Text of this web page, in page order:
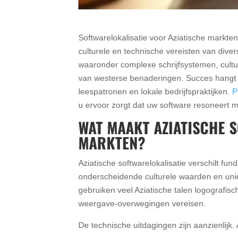
Softwarelokalisatie voor Aziatische
culturele en technische vereisten van
waaronder complexe schrijfsystemen,
van westerse benaderingen. Succes
leespatronen en lokale bedrijfspraktijken.
u ervoor zorgt dat uw software resoneert
WAT MAAKT AZIATISCHE
MARKTEN?
Aziatische softwarelokalisatie verschilt
onderscheidende culturele waarden en
gebruiken veel Aziatische talen
weergave-overwegingen vereisen.
De technische uitdagingen zijn